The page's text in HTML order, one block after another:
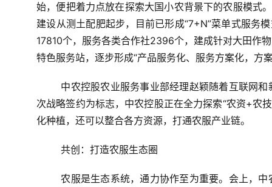
始，便把着力点放在探索大国小农背景下的农服模式
建设从测土配肥起步，目前已形成“7+N”菜单式服务
17810个，服务各类合作社2396个，建成针对大田作
特色服务站，逐步形成“产品服务化、服务方案化，方
次战略签约为标志，中农控股正在全力探索“农资+农
化种植，还可以整合各方资源，打通农服产业链。
共创：打造农服生态圈
	农服是生态系统，通力协作至为重要。会上，中农控股与西北农林科技大学、中国农业大学烟台研究院，以及